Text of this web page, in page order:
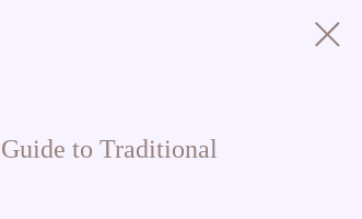
to Traditional